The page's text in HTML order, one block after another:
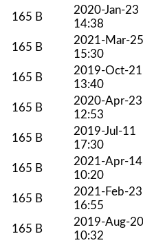
165 B
2020-Jan-23
14:38
165 B
2021-Mar-25
15:30
165 B
2019-Oct-21
13:40
165 B
2020-Apr-23
12:53
165 B
2019-Jul-11
17:30
165 B
2021-Apr-14
10:20
165 B
2021-Feb-23
16:55
165 B
2019-Aug-20
10:32